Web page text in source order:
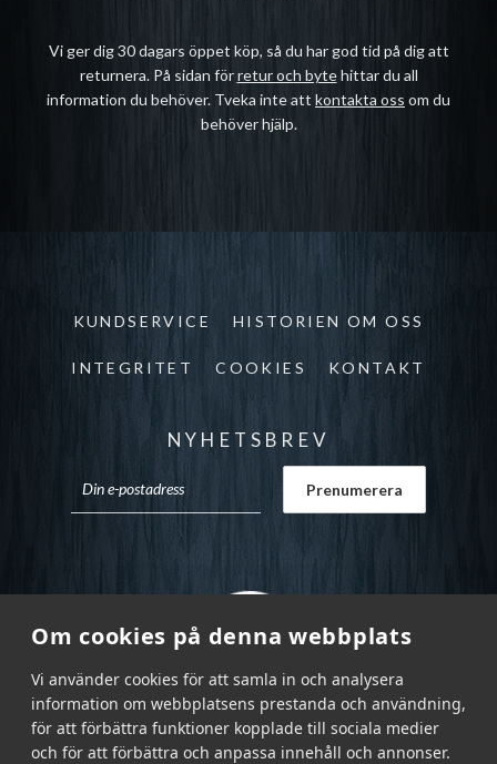
Om cookies på denna webbplats
Vi använder cookies för att samla in och analysera
information om webbplatsens prestanda och användning,
för att förbättra funktioner kopplade till sociala medier
och för att förbättra och anpassa innehåll och annonser.
Vi ger dig 30 dagars öppet köp, så du har god tid på dig att
returnera. På sidan förretur och bytehittar du all
information du behöver. Tveka inte att kontakta oss om du
behöver hjälp.
KUNDSERVICE HISTORIEN OM OSS
INTEGRITET COOKIES KONTAKT
NYHETSBREV